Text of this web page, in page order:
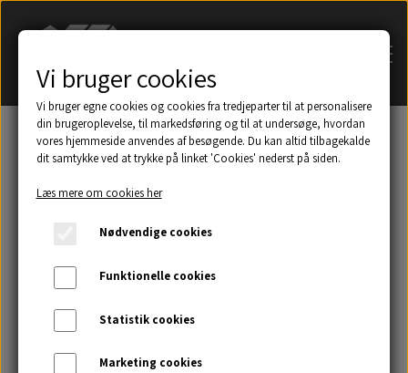
Søg på navn af tagsten
Et udsnit af eksempler på taghætter mm.
Galleri
Vi bruger cookies
Vi bruger egne cookies og cookies fra tredjeparter til at personalisere
din brugeroplevelse, til markedsføring og til at undersøge, hvordan
vores hjemmeside anvendes af besøgende. Du kan altid tilbagekalde
dit samtykke ved at trykke på linket 'Cookies' nederst på siden.
Læs mere om cookies her
Nødvendige cookies
Funktionelle cookies
Statistik cookies
Marketing cookies